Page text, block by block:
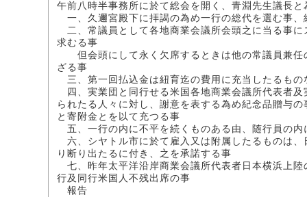
午前八時半事務所に於て総会を開く、青淵先生議長
一、久邇宮殿下に拝謁の為め一行の総代を選む事、
二、常議員として各地商業会議所会頭之に当る事
求むる事
但会頭にして永く欠席するときは他の常議員兼任
ざる事
三、第一回払込金は紐育迄の費用に充当したるも
四、実業団と同行せる米国各地商業会議所代表者
られたる人々に対し、謝意を表する為め紀念品贈与
と寄附金とを以て充つる事
五、一行の内に不平を続くものある由、随行員の
六、シヤトル市に於て雇入又は附属したるものは
り断り出たるに付き、之を承諾する事
七、昨年太平洋沿岸商業会議所代表者日本横浜上
行及同行米国人不残出席の事
報告